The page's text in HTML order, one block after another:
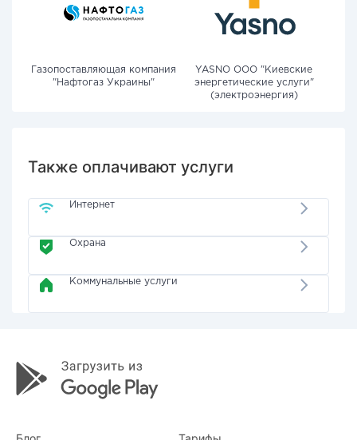
Газопоставляющая компания
"Нафтогаз Украины"
YASNO OOO "Киевские
энергетические услуги"
(электроэнергия)
Также оплачивают услуги
Интернет
Охрана
Коммунальные услуги